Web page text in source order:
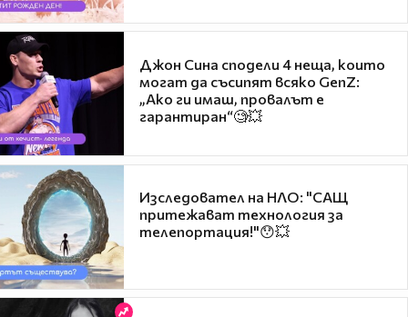
Джон Сина сподели 4 неща, които
могат да съсипят всяко GenZ:
„Ако ги имаш, провалът е
гарантиран“🧐💥
Изследовател на НЛО: "САЩ
притежават технология за
телепортация!"😯💥